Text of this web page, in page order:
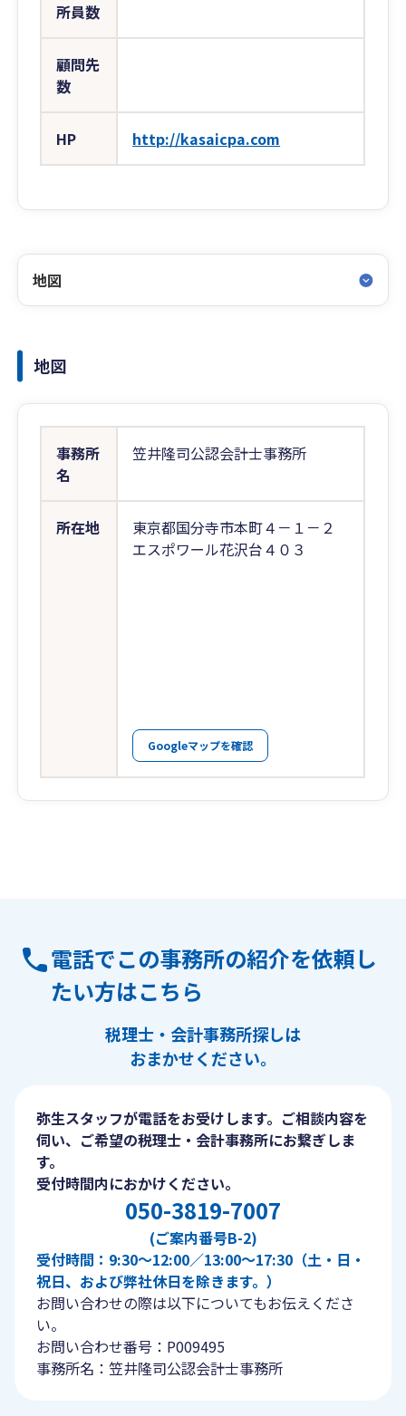
所員数
顧問先
数
HP http://kasaicpa.com
地図
地図
事務所
名
笠井隆司公認会計士事務所
所在地
東京都国分寺市本町４－１－２
エスポワール花沢台４０３
Googleマップを確認
電話でこの事務所の紹介を依頼し
たい方はこちら
税理士・会計事務所探しは
おまかせください。
弥生スタッフが電話をお受けします。ご相談内容を
伺い、ご希望の税理士・会計事務所にお繋ぎしま
す。
受付時間内におかけください。
050-3819-7007
(ご案内番号B-2)
受付時間：9:30〜12:00／13:00〜17:30（土・日・
祝日、および弊社休日を除きます。）
お問い合わせの際は以下についてもお伝えくださ
い。
お問い合わせ番号：P009495
事務所名：笠井隆司公認会計士事務所